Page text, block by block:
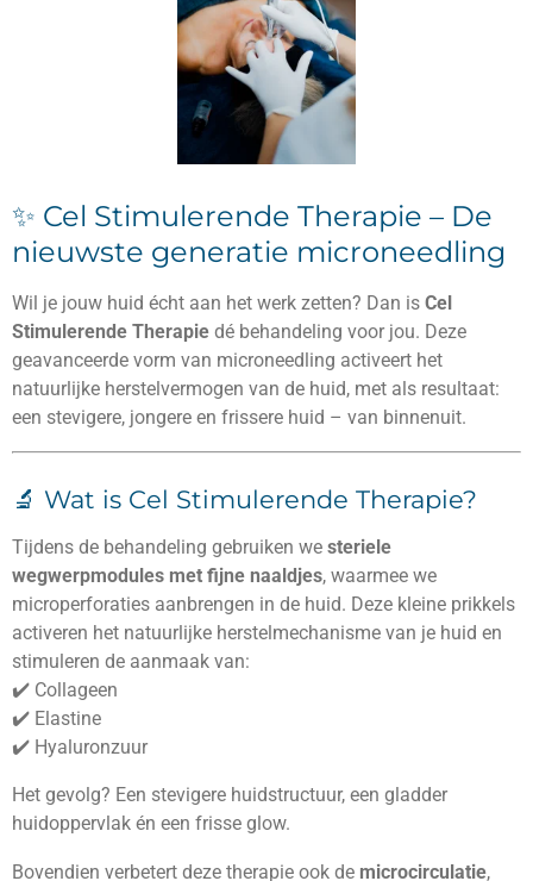
✨ Cel Stimulerende Therapie – De
nieuwste generatie microneedling
Wil je jouw huid écht aan het werk zetten? Dan is Cel
Stimulerende Therapie dé behandeling voor jou. Deze
geavanceerde vorm van microneedling activeert het
natuurlijke herstelvermogen van de huid, met als resultaat:
een stevigere, jongere en frissere huid – van binnenuit.
🔬 Wat is Cel Stimulerende Therapie?
Tijdens de behandeling gebruiken we steriele
wegwerpmodules met fijne naaldjes, waarmee we
microperforaties aanbrengen in de huid. Deze kleine prikkels
activeren het natuurlijke herstelmechanisme van je huid en
stimuleren de aanmaak van:
✔️ Collageen
✔️ Elastine
✔️ Hyaluronzuur
Het gevolg? Een stevigere huidstructuur, een gladder
huidoppervlak én een frisse glow.
Bovendien verbetert deze therapie ook de microcirculatie,